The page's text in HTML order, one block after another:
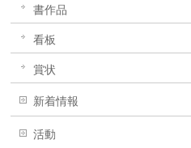
書作品
看板
賞状
新着情報
活動